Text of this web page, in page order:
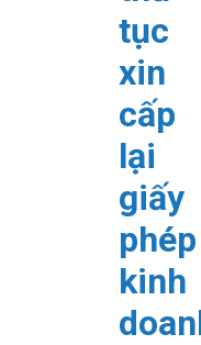
tục
xin
cấp
lại
giấy
phép
kinh